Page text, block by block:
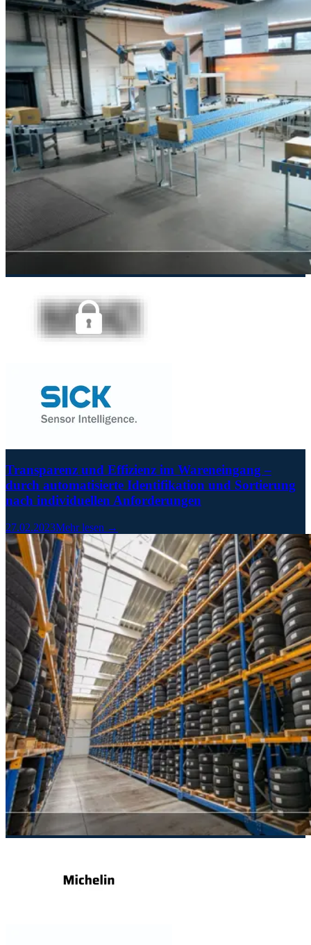
Transparenz und Effizienz im Wareneingang –
durch automatisierte Identifikation und Sortierung
nach individuellen Anforderungen
27.02.2023Mehr lesen →